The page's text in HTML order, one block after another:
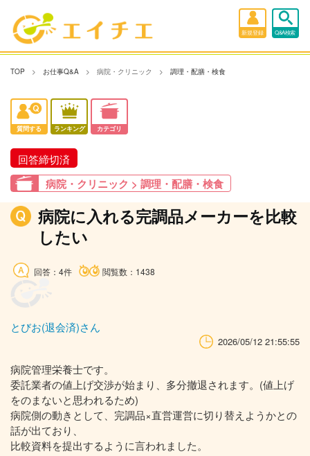
新規登録 Q&A検索
TOP お仕事Q&A 病院・クリニック 調理・配膳・検食
質問する ランキング カテゴリ
回答締切済
病院・クリニック > 調理・配膳・検食
病院に入れる完調品メーカーを比較
したい
回答：4件 閲覧数：1438
とびお(退会済)さん
2026/05/12 21:55:55
病院管理栄養士です。
委託業者の値上げ交渉が始まり、多分撤退されます。(値上げ
をのまないと思われるため)
病院側の動きとして、完調品×直営運営に切り替えようかとの
話が出ており、
比較資料を提出するように言われました。